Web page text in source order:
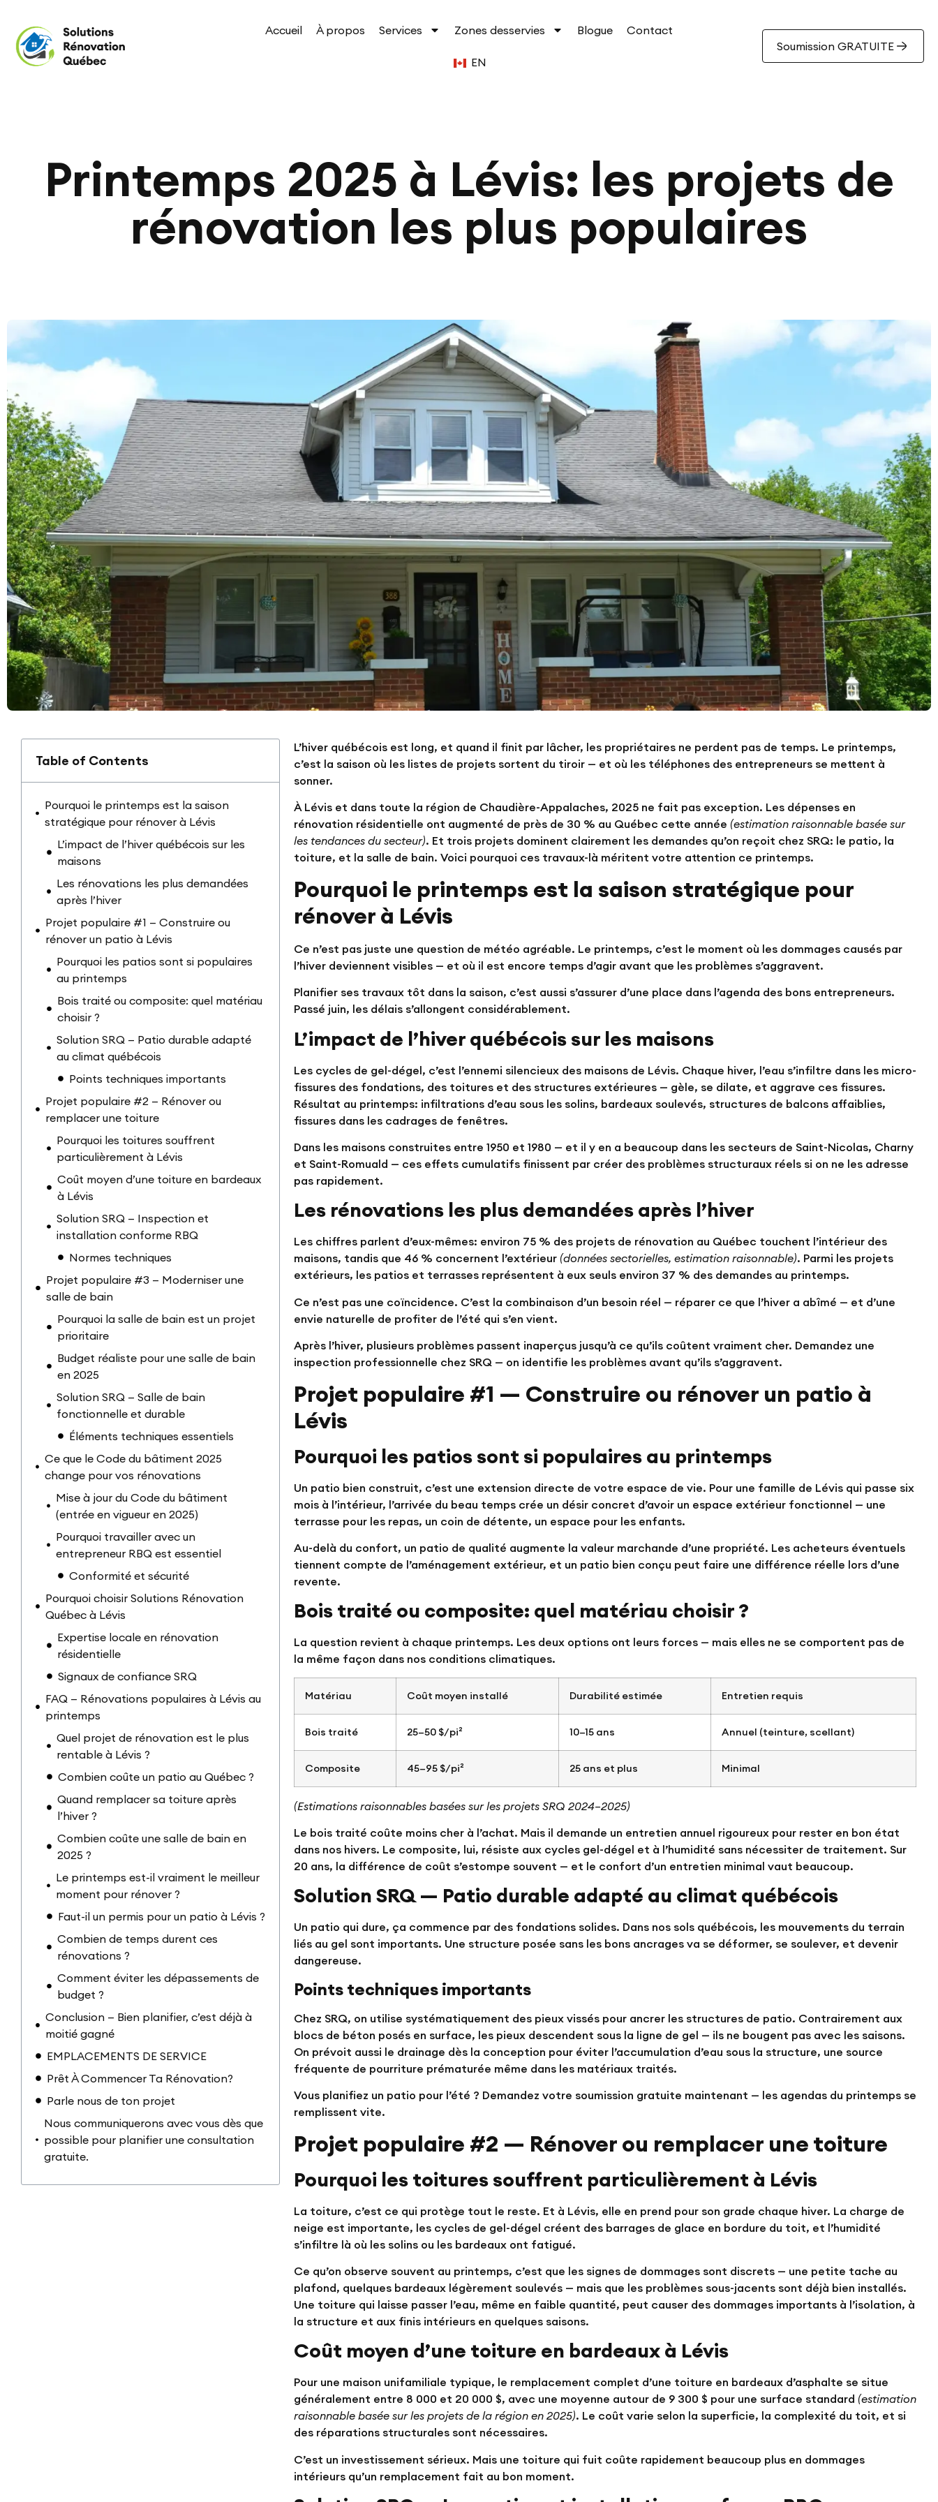
Accueil À propos Services Zones desservies Blogue Contact
EN
Soumission GRATUITE
Printemps 2025 à Lévis: les projets de
rénovation les plus populaires
Table of Contents
Pourquoi le printemps est la saison
stratégique pour rénover à Lévis
L’impact de l’hiver québécois sur les
maisons
Les rénovations les plus demandées
après l’hiver
Projet populaire #1 — Construire ou
rénover un patio à Lévis
Pourquoi les patios sont si populaires
au printemps
Bois traité ou composite: quel matériau
choisir ?
Solution SRQ — Patio durable adapté
au climat québécois
Points techniques importants
Projet populaire #2 — Rénover ou
remplacer une toiture
Pourquoi les toitures souffrent
particulièrement à Lévis
Coût moyen d’une toiture en bardeaux
à Lévis
Solution SRQ — Inspection et
installation conforme RBQ
Normes techniques
Projet populaire #3 — Moderniser une
salle de bain
Pourquoi la salle de bain est un projet
prioritaire
Budget réaliste pour une salle de bain
en 2025
Solution SRQ — Salle de bain
fonctionnelle et durable
Éléments techniques essentiels
Ce que le Code du bâtiment 2025
change pour vos rénovations
Mise à jour du Code du bâtiment
(entrée en vigueur en 2025)
Pourquoi travailler avec un
entrepreneur RBQ est essentiel
Conformité et sécurité
Pourquoi choisir Solutions Rénovation
Québec à Lévis
Expertise locale en rénovation
résidentielle
Signaux de confiance SRQ
FAQ — Rénovations populaires à Lévis au
printemps
Quel projet de rénovation est le plus
rentable à Lévis ?
Combien coûte un patio au Québec ?
Quand remplacer sa toiture après
l’hiver ?
Combien coûte une salle de bain en
2025 ?
Le printemps est-il vraiment le meilleur
moment pour rénover ?
Faut-il un permis pour un patio à Lévis ?
Combien de temps durent ces
rénovations ?
Comment éviter les dépassements de
budget ?
Conclusion — Bien planifier, c’est déjà à
moitié gagné
EMPLACEMENTS DE SERVICE
Prêt À Commencer Ta Rénovation?
Parle nous de ton projet
Nous communiquerons avec vous dès que
possible pour planifier une consultation
gratuite.
L’hiver québécois est long, et quand il finit par lâcher, les propriétaires ne perdent pas de temps. Le printemps,
c’est la saison où les listes de projets sortent du tiroir — et où les téléphones des entrepreneurs se mettent à
sonner.
À Lévis et dans toute la région de Chaudière-Appalaches, 2025 ne fait pas exception. Les dépenses en
rénovation résidentielle ont augmenté de près de 30 % au Québec cette année (estimation raisonnable basée sur
les tendances du secteur). Et trois projets dominent clairement les demandes qu’on reçoit chez SRQ: le patio, la
toiture, et la salle de bain. Voici pourquoi ces travaux-là méritent votre attention ce printemps.
Pourquoi le printemps est la saison stratégique pour
rénover à Lévis
Ce n’est pas juste une question de météo agréable. Le printemps, c’est le moment où les dommages causés par
l’hiver deviennent visibles — et où il est encore temps d’agir avant que les problèmes s’aggravent.
Planifier ses travaux tôt dans la saison, c’est aussi s’assurer d’une place dans l’agenda des bons entrepreneurs.
Passé juin, les délais s’allongent considérablement.
L’impact de l’hiver québécois sur les maisons
Les cycles de gel-dégel, c’est l’ennemi silencieux des maisons de Lévis. Chaque hiver, l’eau s’infiltre dans les micro-
fissures des fondations, des toitures et des structures extérieures — gèle, se dilate, et aggrave ces fissures.
Résultat au printemps: infiltrations d’eau sous les solins, bardeaux soulevés, structures de balcons affaiblies,
fissures dans les cadrages de fenêtres.
Dans les maisons construites entre 1950 et 1980 — et il y en a beaucoup dans les secteurs de Saint-Nicolas, Charny
et Saint-Romuald — ces effets cumulatifs finissent par créer des problèmes structuraux réels si on ne les adresse
pas rapidement.
Les rénovations les plus demandées après l’hiver
Les chiffres parlent d’eux-mêmes: environ 75 % des projets de rénovation au Québec touchent l’intérieur des
maisons, tandis que 46 % concernent l’extérieur (données sectorielles, estimation raisonnable). Parmi les projets
extérieurs, les patios et terrasses représentent à eux seuls environ 37 % des demandes au printemps.
Ce n’est pas une coïncidence. C’est la combinaison d’un besoin réel — réparer ce que l’hiver a abîmé — et d’une
envie naturelle de profiter de l’été qui s’en vient.
Après l’hiver, plusieurs problèmes passent inaperçus jusqu’à ce qu’ils coûtent vraiment cher. Demandez une
inspection professionnelle chez SRQ — on identifie les problèmes avant qu’ils s’aggravent.
Projet populaire #1 — Construire ou rénover un patio à
Lévis
Pourquoi les patios sont si populaires au printemps
Un patio bien construit, c’est une extension directe de votre espace de vie. Pour une famille de Lévis qui passe six
mois à l’intérieur, l’arrivée du beau temps crée un désir concret d’avoir un espace extérieur fonctionnel — une
terrasse pour les repas, un coin de détente, un espace pour les enfants.
Au-delà du confort, un patio de qualité augmente la valeur marchande d’une propriété. Les acheteurs éventuels
tiennent compte de l’aménagement extérieur, et un patio bien conçu peut faire une différence réelle lors d’une
revente.
Bois traité ou composite: quel matériau choisir ?
La question revient à chaque printemps. Les deux options ont leurs forces — mais elles ne se comportent pas de
la même façon dans nos conditions climatiques.
Matériau Coût moyen installé Durabilité estimée Entretien requis
Bois traité 25–50 $/pi² 10–15 ans Annuel (teinture, scellant)
Composite 45–95 $/pi² 25 ans et plus Minimal
(Estimations raisonnables basées sur les projets SRQ 2024–2025)
Le bois traité coûte moins cher à l’achat. Mais il demande un entretien annuel rigoureux pour rester en bon état
dans nos hivers. Le composite, lui, résiste aux cycles gel-dégel et à l’humidité sans nécessiter de traitement. Sur
20 ans, la différence de coût s’estompe souvent — et le confort d’un entretien minimal vaut beaucoup.
Solution SRQ — Patio durable adapté au climat québécois
Un patio qui dure, ça commence par des fondations solides. Dans nos sols québécois, les mouvements du terrain
liés au gel sont importants. Une structure posée sans les bons ancrages va se déformer, se soulever, et devenir
dangereuse.
Points techniques importants
Chez SRQ, on utilise systématiquement des pieux vissés pour ancrer les structures de patio. Contrairement aux
blocs de béton posés en surface, les pieux descendent sous la ligne de gel — ils ne bougent pas avec les saisons.
On prévoit aussi le drainage dès la conception pour éviter l’accumulation d’eau sous la structure, une source
fréquente de pourriture prématurée même dans les matériaux traités.
Vous planifiez un patio pour l’été ? Demandez votre soumission gratuite maintenant — les agendas du printemps se
remplissent vite.
Projet populaire #2 — Rénover ou remplacer une toiture
Pourquoi les toitures souffrent particulièrement à Lévis
La toiture, c’est ce qui protège tout le reste. Et à Lévis, elle en prend pour son grade chaque hiver. La charge de
neige est importante, les cycles de gel-dégel créent des barrages de glace en bordure du toit, et l’humidité
s’infiltre là où les solins ou les bardeaux ont fatigué.
Ce qu’on observe souvent au printemps, c’est que les signes de dommages sont discrets — une petite tache au
plafond, quelques bardeaux légèrement soulevés — mais que les problèmes sous-jacents sont déjà bien installés.
Une toiture qui laisse passer l’eau, même en faible quantité, peut causer des dommages importants à l’isolation, à
la structure et aux finis intérieurs en quelques saisons.
Coût moyen d’une toiture en bardeaux à Lévis
Pour une maison unifamiliale typique, le remplacement complet d’une toiture en bardeaux d’asphalte se situe
généralement entre 8 000 et 20 000 $, avec une moyenne autour de 9 300 $ pour une surface standard (estimation
raisonnable basée sur les projets de la région en 2025). Le coût varie selon la superficie, la complexité du toit, et si
des réparations structurales sont nécessaires.
C’est un investissement sérieux. Mais une toiture qui fuit coûte rapidement beaucoup plus en dommages
intérieurs qu’un remplacement fait au bon moment.